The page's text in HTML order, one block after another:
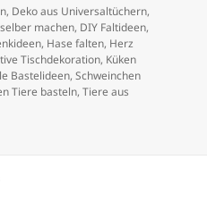
, Deko aus Universaltüchern,
machen, DIY Faltideen,
, Hase falten, Herz
Tischdekoration, Küken
Bastelideen,Schweinchen
Tiere basteln,Tiere aus
Kreative Faltideen aus Universaltüchern